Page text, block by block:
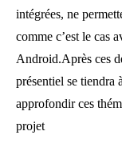
intégrées, ne
comme c’est le cas
Android.Après ces
présentiel se tiendra
approfondir ces
projet